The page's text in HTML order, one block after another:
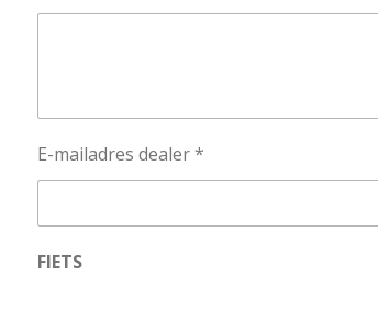
E-mailadres dealer *
FIETS